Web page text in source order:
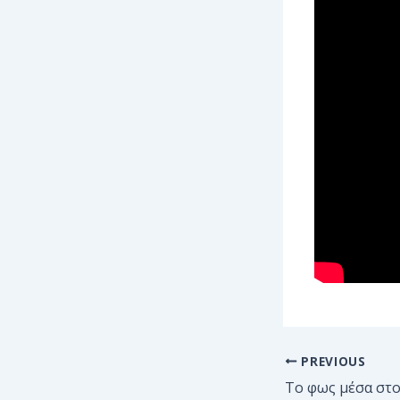
PREVIOUS
Το φως μέσα